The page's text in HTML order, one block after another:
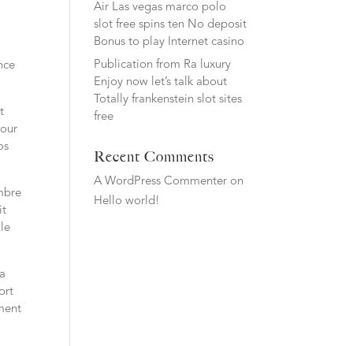
Air Las vegas marco polo
slot free spins ten No deposit
Bonus to play Internet casino
Publication from Ra luxury
Enjoy now let’s talk about
Totally frankenstein slot sites
free
Recent Comments
A WordPress Commenter on
Hello world!